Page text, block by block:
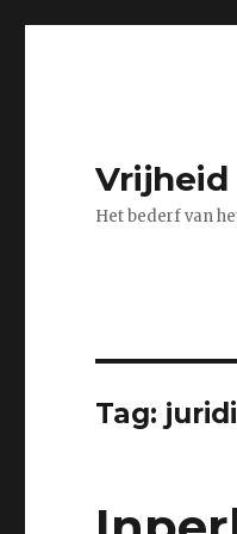
Het bederf van
Tag: